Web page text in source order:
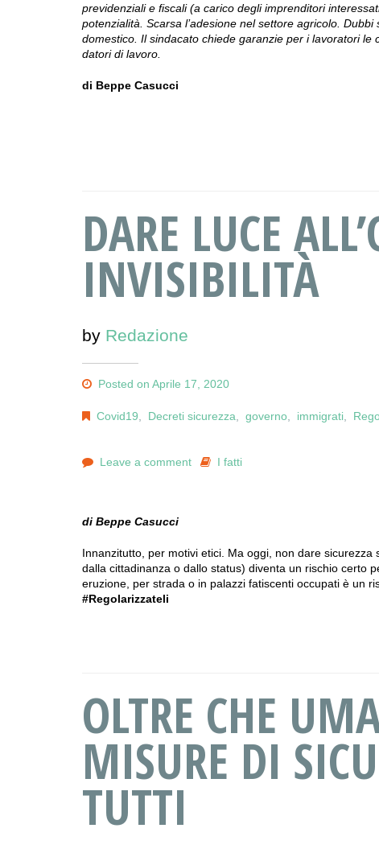
previdenziali e fiscali (a carico degli imprenditori
potenzialità. Scarsa l’adesione nel settore agricolo.
domestico. Il sindacato chiede garanzie per i lavoratori
datori di lavoro.
di Beppe Casucci
DARE LUCE
INVISIBILITÀ
by Redazione
Posted on Aprile 17, 2020
Covid19 Decreti sicurezza ,governo immigrati
Leave a comment I fatti
di Beppe Casucci
Innanzitutto, per motivi etici. Ma oggi, non dare
dalla cittadinanza o dallo status) diventa un rischio certo
eruzione, per strada o in palazzi fatiscenti occupati è un
#Regolarizzateli
OLTRE CHE
MISURE DI
TUTTI